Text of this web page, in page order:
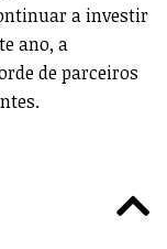
a investir
ano, a
de parceiros